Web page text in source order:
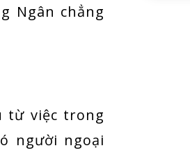
Ngân chẳng
từ việc trong
người ngoại